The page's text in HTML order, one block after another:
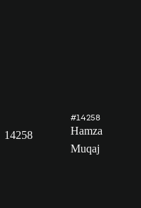
14258
#14258
Hamza
Muqaj